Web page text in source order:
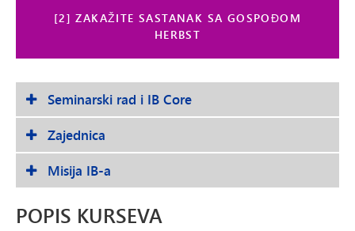
[2] ZAKAŽITE SASTANAK SA GOSPOĐOM
HERBST
Seminarski rad i IB Core
Zajednica
Misija IB-a
POPIS KURSEVA